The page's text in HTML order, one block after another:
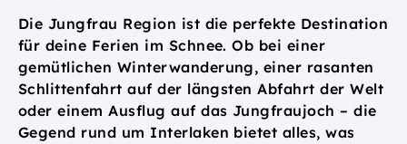
Die Jungfrau Region ist die perfekte Destination
für deine Ferien im Schnee. Ob bei einer
gemütlichen Winterwanderung, einer rasanten
Schlittenfahrt auf der längsten Abfahrt der Welt
oder einem Ausflug auf das Jungfraujoch – die
Gegend rund um Interlaken bietet alles, was